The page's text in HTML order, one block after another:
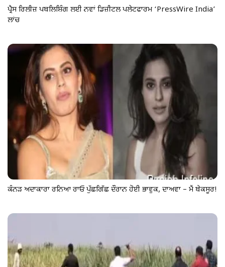
ਪ੍ਰੈਸ ਰਿਲੀਜ਼ ਪਬਲਿਸ਼ਿੰਗ ਲਈ ਨਵਾਂ ਡਿਜ਼ੀਟਲ ਪਲੇਟਫਾਰਮ ‘PressWire India’
ਲਾਂਚ
ਕੰਨੜ ਅਦਾਕਾਰਾ ਰਨਿਆ ਰਾਓ ਪੁੱਛਗਿੱਛ ਦੌਰਾਨ ਹੋਈ ਭਾਵੁਕ, ਦਾਅਵਾ – ਮੈਂ ਬੇਕਸੂਰ!